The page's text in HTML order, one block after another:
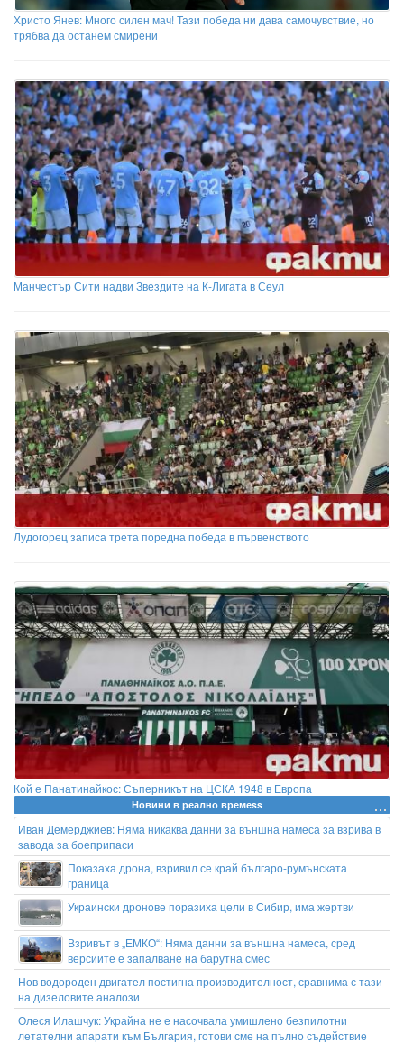
Христо Янев: Много силен мач! Тази победа ни дава самочувствие, но
трябва да останем смирени
Манчестър Сити надви Звездите на К-Лигата в Сеул
Лудогорец записа трета поредна победа в първенството
Кой е Панатинайкос: Съперникът на ЦСКА 1948 в Европа
Новини в реално времеss
Иван Демерджиев: Няма никаква данни за външна намеса за взрива в
завода за боеприпаси
Показаха дрона, взривил се край българо-румънската
граница
Украински дронове поразиха цели в Сибир, има жертви
Взривът в „ЕМКО“: Няма данни за външна намеса, сред
версиите е запалване на барутна смес
Нов водороден двигател постигна производителност, сравнима с тази
на дизеловите аналози
Олеся Илашчук: Украйна не е насочвала умишлено безпилотни
летателни апарати към България, готови сме на пълно съдействие